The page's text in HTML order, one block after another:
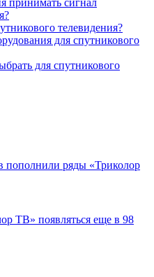
принимать сигнал
телевидения?
для спутникового
для спутникового
пополнили ряды «Триколор
ТВ» появляться еще в 98